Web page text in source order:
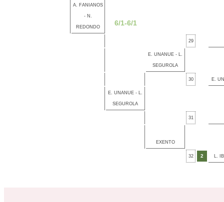
A. FANIANOS
- N.
REDONDO 6/1-6/1
29
E. UNANUE - L.
SEGUROLA
30 E.
E. UNANUE - L.
SEGUROLA
31
EXENTO
32 2 L.